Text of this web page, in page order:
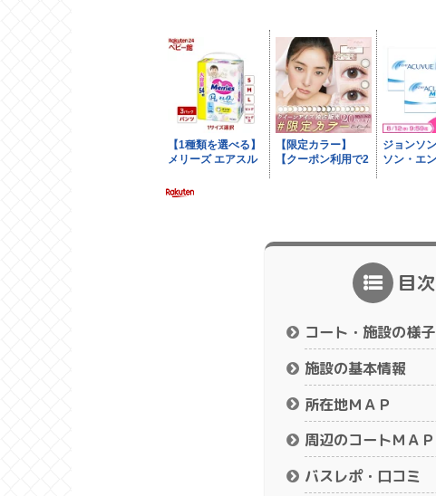
目次
コート・施設の様子
施設の基本情報
所在地ＭＡＰ
周辺のコートＭＡＰ
バスレポ・口コミ